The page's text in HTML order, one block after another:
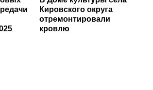
Кировского округа
отремонтировали
кровлю